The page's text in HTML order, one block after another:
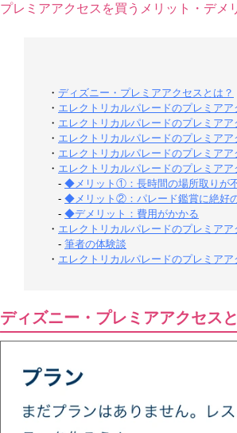
プレミアアクセスを買うメリット・デメ
・ ディズニー・プレミアアクセスとは？
・ エレクトリカルパレードのプレミア
・ エレクトリカルパレードのプレミア
・ エレクトリカルパレードのプレミア
・ エレクトリカルパレードのプレミア
・ エレクトリカルパレードのプレミア
- ◆メリット①：長時間の場所取りが
- ◆メリット②：パレード鑑賞に絶好
- ◆デメリット：費用がかかる
・ エレクトリカルパレードのプレミア
- 筆者の体験談
・ エレクトリカルパレードのプレミア
ディズニー・プレミアアクセス